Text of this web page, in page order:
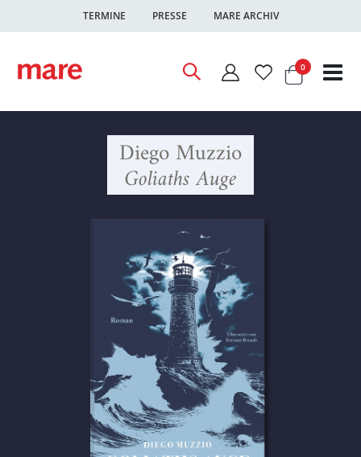
TERMINE PRESSE MARE ARCHIV
Warenkorb
0Artikel
Diego Muzzio
Goliaths Auge